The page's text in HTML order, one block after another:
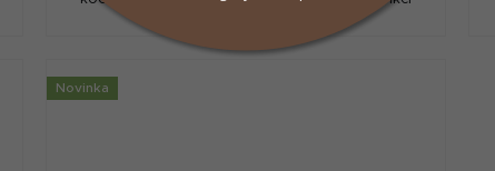
střev, zdravou střevní mikroflóru,...
Novinka